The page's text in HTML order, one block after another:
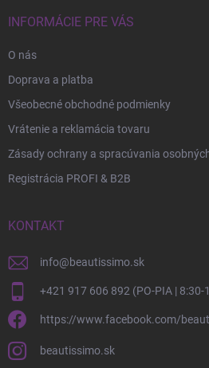
INFORMÁCIE PRE VÁS
O nás
Doprava a platba
Všeobecné obchodné podmienky
Vrátenie a reklamácia tovaru
Zásady ochrany a spracúvania
Registrácia PROFI & B2B
KONTAKT
info@beautissimo.sk
+421 917 606 892 (PO-PIA | 8:30-
https://www.facebook.com/
beautissimo.sk